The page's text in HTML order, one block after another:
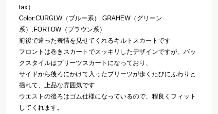
tax ）
Color:CURGLW（ブルー系） .GRAHEW（ グリーン
系）
.FORTOW（ブラウン系）
前後で違った表情を見せてくれるキルトスカートです
フロントは巻きスカートでスッキリしたデザインですが、 バッ
クスタイルはプリーツスカートになっており、
サイドから後ろにかけて入ったプリーツが歩くたびにふわりと
揺れて、上品な雰囲気です
ウエストの後ろはゴム仕様になっているので、 程良くフィット
してくれます。